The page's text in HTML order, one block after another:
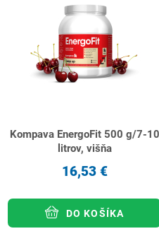
Kompava EnergoFit 500 g/7-10
litrov, višňa
16,53 €
DO KOŠÍKA